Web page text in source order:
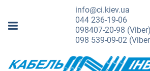
info@ci.kiev.ua
044236-19-06
098407-20-98 (Viber)
098 539-09-02